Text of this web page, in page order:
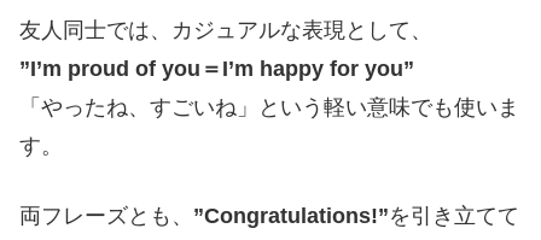
友人同士では、カジュアルな表現として、
”I’m proud of you＝I’m happy for you”
「やったね、すごいね」という軽い意味でも使いま
す。
両フレーズとも、 ”Congratulations!”を引き立てて